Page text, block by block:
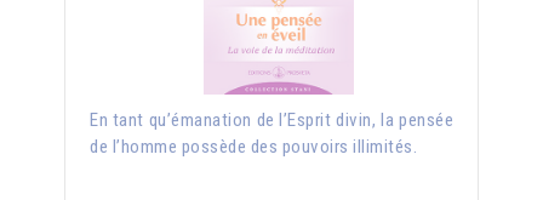
En tant qu’émanation de l’Esprit divin, la pensée
de l’homme possède des pouvoirs illimités.